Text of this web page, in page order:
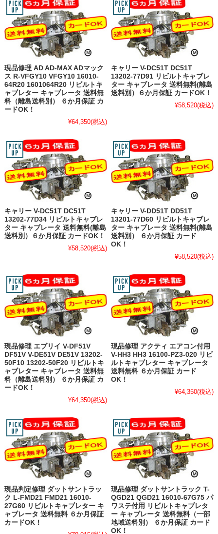
現品修理 AD AD-MAX ADマック
ス R-VFGY10 VFGY10 16010-
64R20 1601064R20 リビルトキ
ャブレター キャブレータ 送料無
料（離島送料別） ６か月保証 カ
ードOK！
¥64,350(税込)
キャリー V-DC51T DC51T
13202-77D91 リビルトキャブレ
ター キャブレータ 送料無料(離島
送料別）６か月保証 カードOK！
¥58,520(税込)
キャリー V-DC51T DC51T
13202-77D34 リビルトキャブレ
ター キャブレータ 送料無料(離島
送料別）６か月保証 カードOK！
¥58,520(税込)
キャリー V-DD51T DD51T
13201-77D60 リビルトキャブレ
ター キャブレータ 送料無料(離島
送料別） ６か月保証 カード
OK！
¥58,520(税込)
現品修理 エブリイ V-DF51V
DF51V V-DE51V DE51V 13202-
50F10 13202-50F20 リビルトキ
ャブレター キャブレータ 送料無
料（離島送料別） ６か月保証 カ
ードOK！
¥64,350(税込)
現品修理 アクティ エアコン付用
V-HH3 HH3 16100-PZ3-020 リビ
ルトキャブレター キャブレータ
送料無料 ６か月保証 カード
OK！
¥64,350(税込)
現品判定修理 ダットサントラッ
ク L-FMD21 FMD21 16010-
27G60 リビルトキャブレター キ
ャブレータ 送料無料 ６か月保証
カードOK！
現品修理 ダットサントラック T-
QGD21 QGD21 16010-67G75 パ
ワステ付用 リビルトキャブレタ
ー キャブレータ 送料無料（一部
地域送料別） ６か月保証 カード
OK！